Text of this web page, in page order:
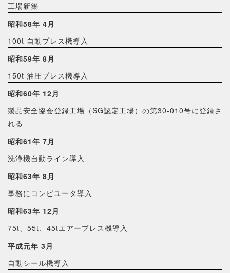
工場新築
昭和58年 4月
100t 自動プレス機導入
昭和59年 8月
150t 油圧プレス機導入
昭和60年 12月
製品安全協会登録工場（SG認定工場）の第30-010号に登録さ
れる
昭和61年 7月
洗浄機自動ライン導入
昭和63年 8月
事務にコンピユータ導入
昭和63年 12月
75t、55t、45tエアープレス機導入
平成元年 3月
自動シール機導入